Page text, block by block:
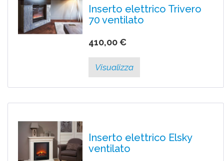
Inserto elettrico Trivero
70 ventilato
410,00 €
Visualizza
Inserto elettrico Elsky
ventilato